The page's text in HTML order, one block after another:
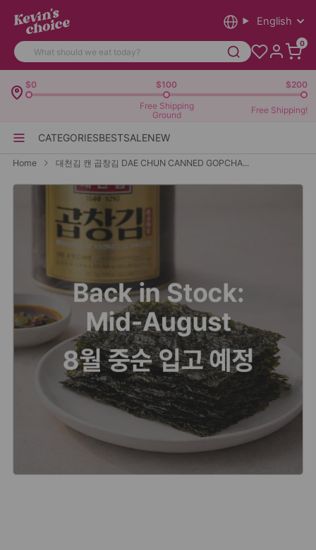
English
0
CATEGORIESBESTSALENEW
$0 $100
$200
Free Shipping
Ground
Free Shipping!
Home 대천김 캔 곱창김 DAE CHUN CANNED GOPCHA...